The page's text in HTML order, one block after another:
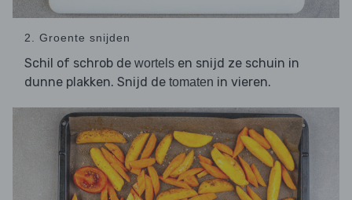
2. Groente snijden
Schil of schrob de wortels en snijd ze schuin in
dunne plakken. Snijd de tomaten in vieren.